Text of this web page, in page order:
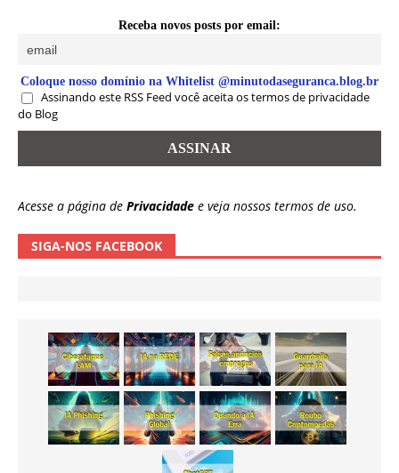
Receba novos posts por email:
Coloque nosso domínio na Whitelist @minutodaseguranca.blog.br
Assinando este RSS Feed você aceita os termos de privacidade
do Blog
Acesse a página de Privacidade e veja nossos termos de uso.
SIGA-NOS FACEBOOK